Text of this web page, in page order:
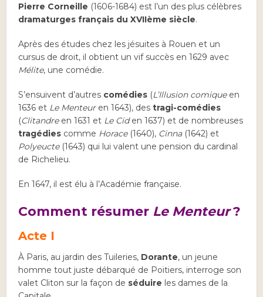
Pierre Corneille (1606-1684) est l’un des plus célèbres
dramaturges français du XVIIème siècle.
Après des études chez les jésuites à Rouen et un
cursus de droit, il obtient un vif succès en 1629 avec
Mélite, une comédie.
S’ensuivent d’autres comédies (L’Illusion comique en
1636 et Le Menteuren 1643), destragi-comédies
(Clitandreen 1631 et Le Ciden 1637) et de nombreuses
tragédies comme Horace(1640), Cinna(1642) et
Polyeucte(1643) qui lui valent une pension du cardinal
de Richelieu.
En 1647, il est élu à l’Académie française.
Comment résumer Le Menteur?
Acte I
À Paris, au jardin des Tuileries, Dorante, un jeune
homme tout juste débarqué de Poitiers, interroge son
valet Cliton sur la façon de séduire les dames de la